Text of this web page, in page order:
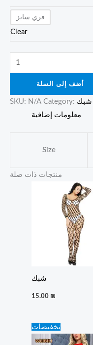
فري سايز
Clear
أضف إلى السلة
SKU: N/A Category: شبك
معلومات إضافية
Size
منتجات ذات صلة
شبك
15.00 ₪
تخفيضاتOriginal
price
was:
is: